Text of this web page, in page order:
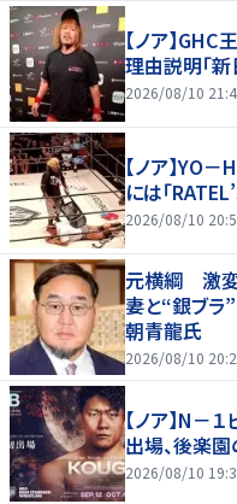
【ノア】
理由説明「
2026/08/10
【ノア】YO
には「
2026/08/10
元横綱 激変
妻と“銀ブラ”
朝青龍氏
2026/08/10
【ノア】N－
出場、後楽
2026/08/10